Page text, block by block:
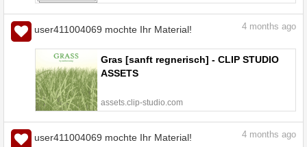
user411004069 mochte Ihr Material! 4 months ago
Gras [sanft regnerisch] - CLIP STUDIO
ASSETS
assets.clip-studio.com
user411004069 mochte Ihr Material! 4 months ago